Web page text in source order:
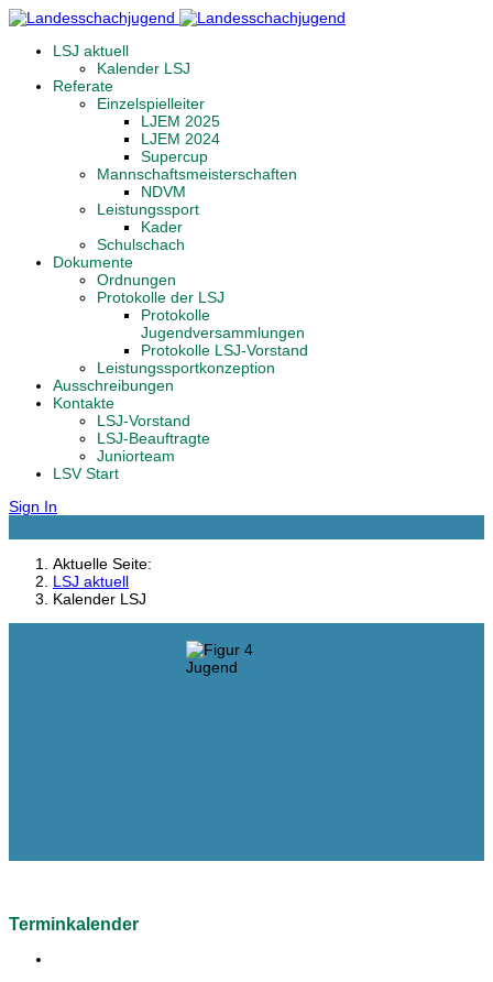
LSJ aktuell
Kalender LSJ
Referate
Einzelspielleiter
LJEM 2025
LJEM 2024
Supercup
Mannschaftsmeisterschaften
NDVM
Leistungssport
Kader
Schulschach
Dokumente
Ordnungen
Protokolle der LSJ
Protokolle
Jugendversammlungen
Protokolle LSJ-Vorstand
Leistungssportkonzeption
Ausschreibungen
Kontakte
LSJ-Vorstand
LSJ-Beauftragte
Juniorteam
LSV Start
Sign In
Aktuelle Seite:
LSJ aktuell
Kalender LSJ
Terminkalender